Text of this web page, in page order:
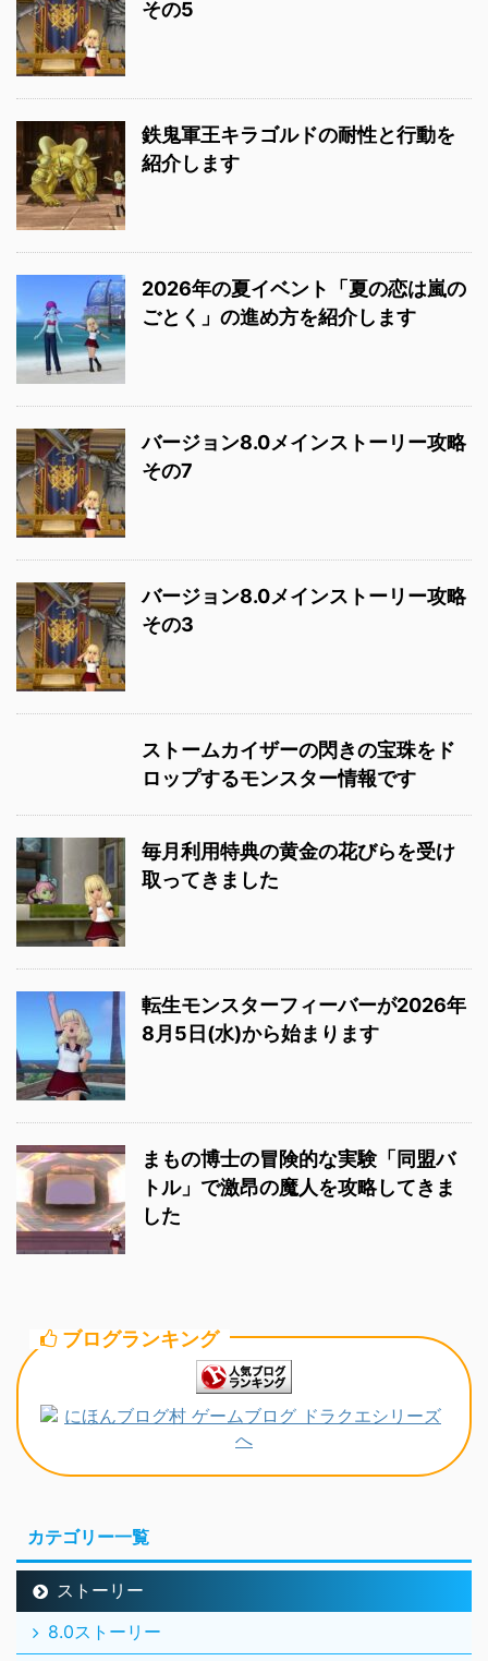
その5
鉄鬼軍王キラゴルドの耐性と行動を
紹介します
2026年の夏イベント「夏の恋は嵐の
ごとく」の進め方を紹介します
バージョン8.0メインストーリー攻略
その7
バージョン8.0メインストーリー攻略
その3
ストームカイザーの閃きの宝珠をド
ロップするモンスター情報です
毎月利用特典の黄金の花びらを受け
取ってきました
転生モンスターフィーバーが2026年
8月5日(水)から始まります
まもの博士の冒険的な実験「同盟バ
トル」で激昂の魔人を攻略してきま
した
ブログランキング
カテゴリー一覧
ストーリー
8.0ストーリー